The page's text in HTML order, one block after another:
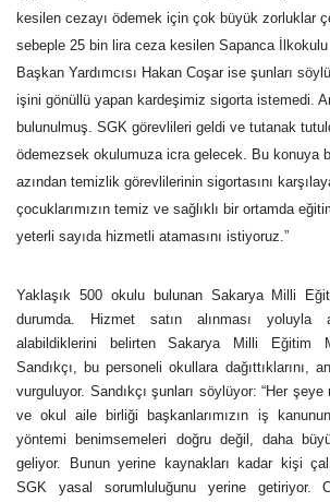
kesilen cezayı ödemek için çok büyük zorluklar
sebeple 25 bin lira ceza kesilen Sapanca
Başkan Yardımcısı Hakan Coşar ise şunları
işini gönüllü yapan kardeşimiz sigorta istemedi.
bulunulmuş. SGK görevlileri geldi ve tutanak
ödemezsek okulumuza icra gelecek. Bu konuya
azından temizlik görevlilerinin sigortasını
çocuklarımızın temiz ve sağlıklı bir ortamda
yeterli sayıda hizmetli atamasını istiyoruz.”
Yaklaşık 500 okulu bulunan Sakarya Milli
durumda. Hizmet satın alınması yoluyla
alabildiklerini belirten Sakarya Milli Eğitim
Sandıkçı, bu personeli okullara dağıttıklarını,
vurguluyor. Sandıkçı şunları söylüyor: “Her
ve okul aile birliği başkanlarımızın iş
yöntemi benimsemeleri doğru değil, daha
geliyor. Bunun yerine kaynakları kadar kişi
SGK yasal sorumluluğunu yerine getiriyor.